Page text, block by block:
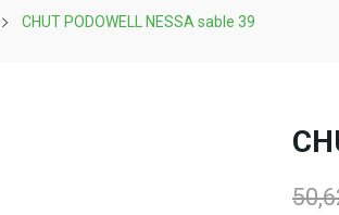
CHUT PODOWELL NESSA sable 39